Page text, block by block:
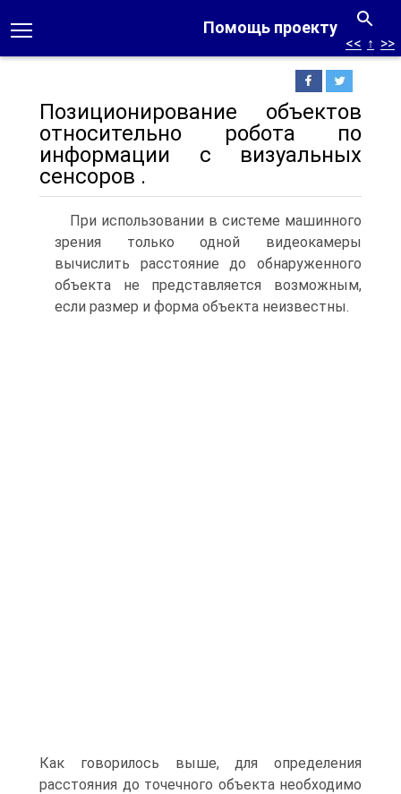
Помощь проекту
<< ↑ >>
Позиционирование объектов
относительно робота по
информации с визуальных
сенсоров .
При использовании в системе машинного
зрения только одной видеокамеры
вычислить расстояние до обнаруженного
объекта не представляется возможным,
если размер и форма объекта неизвестны.
Как говорилось выше, для определения
расстояния до точечного объекта необходимо